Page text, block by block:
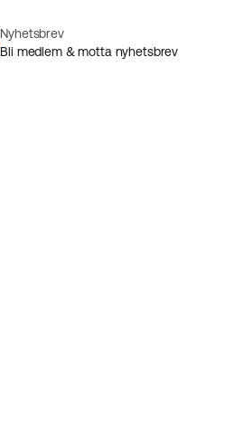
Nyhetsbrev
Bli medlem & motta nyhetsbrev